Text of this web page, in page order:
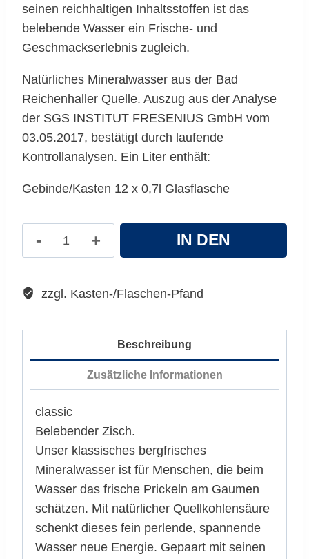
seinen reichhaltigen Inhaltsstoffen ist das
belebende Wasser ein Frische- und
Geschmackserlebnis zugleich.
Natürliches Mineralwasser aus der Bad
Reichenhaller Quelle. Auszug aus der Analyse
der SGS INSTITUT FRESENIUS GmbH vom
03.05.2017, bestätigt durch laufende
Kontrollanalysen. Ein Liter enthält:
Gebinde/Kasten 12 x 0,7l Glasflasche
Classic
IN DEN
zzgl. Kasten-/Flaschen-Pfand
Beschreibung
Zusätzliche Informationen
classic
Belebender Zisch.
Unser klassisches bergfrisches
Mineralwasser ist für Menschen, die beim
Wasser das frische Prickeln am Gaumen
schätzen. Mit natürlicher Quellkohlensäure
schenkt dieses fein perlende, spannende
Wasser neue Energie. Gepaart mit seinen